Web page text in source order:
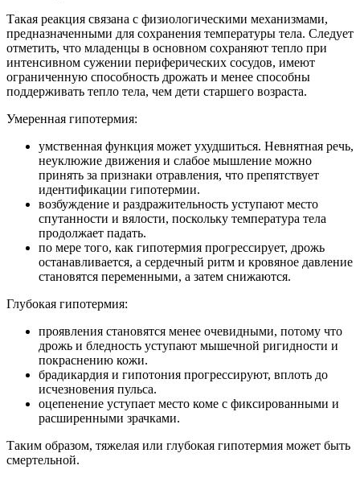
Такая реакция связана с физиологическими механизмами,
предназначенными для сохранения температуры тела. Следует
отметить, что младенцы в основном сохраняют тепло при
интенсивном сужении периферических сосудов, имеют
ограниченную способность дрожать и менее способны
поддерживать тепло тела, чем дети старшего возраста.
Умеренная гипотермия:
умственная функция может ухудшиться. Невнятная речь,
неуклюжие движения и слабое мышление можно
принять за признаки отравления, что препятствует
идентификации гипотермии.
возбуждение и раздражительность уступают место
спутанности и вялости, поскольку температура тела
продолжает падать.
по мере того, как гипотермия прогрессирует, дрожь
останавливается, а сердечный ритм и кровяное давление
становятся переменными, а затем снижаются.
Глубокая гипотермия:
проявления становятся менее очевидными, потому что
дрожь и бледность уступают мышечной ригидности и
покраснению кожи.
брадикардия и гипотония прогрессируют, вплоть до
исчезновения пульса.
оцепенение уступает место коме с фиксированными и
расширенными зрачками.
Таким образом, тяжелая или глубокая гипотермия может быть
смертельной.